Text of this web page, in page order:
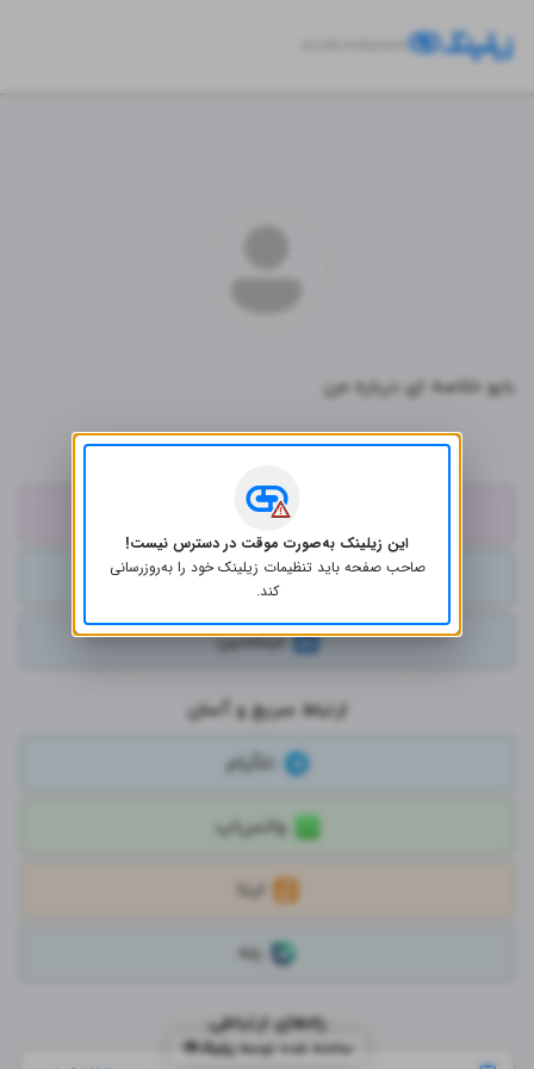
mrkarami
بایو خلاصه ای درباره من
اینستاگرام
توییتر
لینکدین
ارتباط سریع و آسان
تلگرام
واتس‌اپ
ایتا
بله
راه‌های ارتباطی
ساخته شده توسط
این زیلینک به‌صورت موقت در دسترس نیست!
صاحب صفحه باید تنظیمات زیلینک خود را به‌روز‌رسانی
کند.